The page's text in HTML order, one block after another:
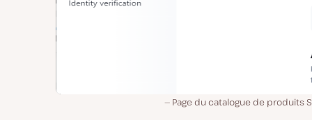
Page du catalogue de produits